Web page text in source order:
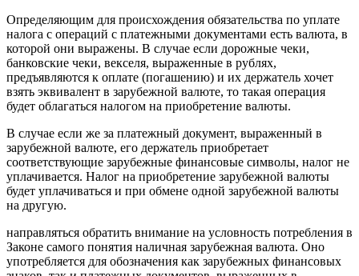
Определяющим для происхождения обязательства по уплате
налога с операций с платежными документами есть валюта, в
которой они выражены. В случае если дорожные чеки,
банковские чеки, векселя, выраженные в рублях,
предъявляются к оплате (погашению) и их держатель хочет
взять эквивалент в зарубежной валюте, то такая операция
будет облагаться налогом на приобретение валюты.
В случае если же за платежный документ, выраженный в
зарубежной валюте, его держатель приобретает
соответствующие зарубежные финансовые символы, налог не
уплачивается. Налог на приобретение зарубежной валюты
будет уплачиваться и при обмене одной зарубежной валюты
на другую.
направляться обратить внимание на условность потребления в
Законе самого понятия наличная зарубежная валюта. Оно
употребляется для обозначения как зарубежных финансовых